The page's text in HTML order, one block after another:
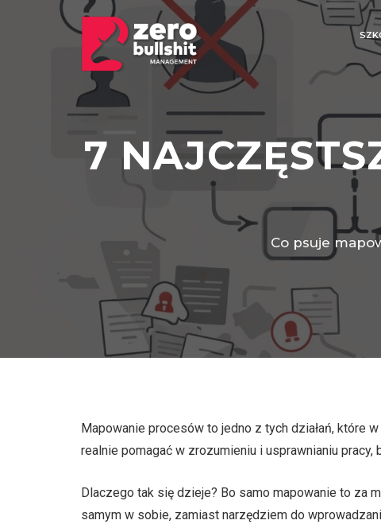
7
Co psuje
Mapowanie procesów to jedno z tych działań, które
realnie pomagać w zrozumieniu i usprawnianiu
Dlaczego tak się dzieje? Bo samo mapowanie to za
samym w sobie, zamiast narzędziem do